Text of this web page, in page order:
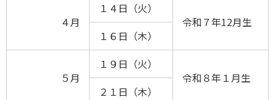
４月
１４日（火）
令和７年12月生
１６日（木）
５月
１９日（火）
令和８年１月生
２１日（木）